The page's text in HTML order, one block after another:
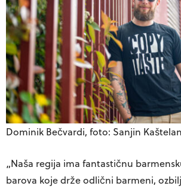
Dominik Bečvardi, foto: Sanjin Kaštelan
„Naša regija ima fantastičnu
barova koje drže odlični barmeni,